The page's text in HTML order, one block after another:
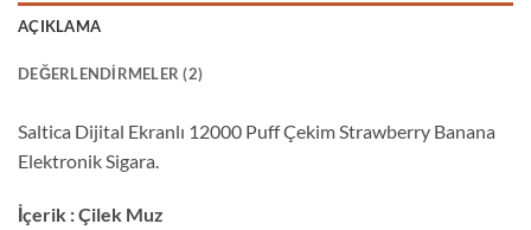
AÇIKLAMA
DEĞERLENDIRMELER (2)
Saltica Dijital Ekranlı 12000 Puff Çekim Strawberry Banana
Elektronik Sigara.
İçerik : Çilek Muz